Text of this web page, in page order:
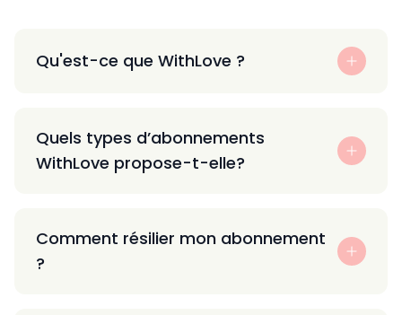
Qu'est-ce que WithLove ?
Quels types d’abonnements
WithLove propose-t-elle?
Comment résilier mon abonnement
?